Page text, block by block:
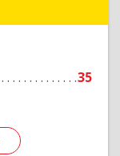
35